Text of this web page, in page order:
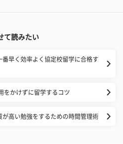
て読みたい
早く効率よく協定校留学に合格す
をかけずに留学するコツ
が高い勉強をするための時間管理術